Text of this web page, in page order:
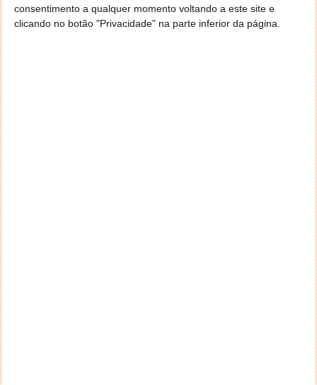
consentimento a qualquer momento voltando a este site e
clicando no botão "Privacidade" na parte inferior da página.